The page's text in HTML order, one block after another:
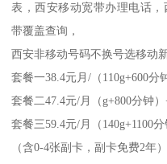
表，西安移动宽带办理电话
带覆盖查询，
西安非移动号码不换号选移动
套餐一38.4元月/（110g+600分
套餐二47.4元/月（g+800分钟
套餐三59.4元/月（140g+1100
（含0-4张副卡，副卡免费2年